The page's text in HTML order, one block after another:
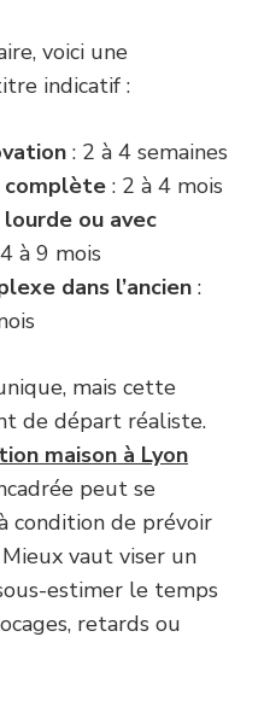
voici une
indicatif :
: 2 à 4 semaines
complète : 2 à 4 mois
ou avec
à 9 mois
dans l’ancien :
mais cette
de départ réaliste.
maison à Lyon
peut se
condition de prévoir
vaut viser un
estimer le temps
retards ou